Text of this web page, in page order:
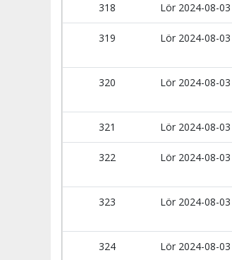
318 Lör 2024-08-03
319 Lör 2024-08-03
320 Lör 2024-08-03
321 Lör 2024-08-03
322 Lör 2024-08-03
323 Lör 2024-08-03
324 Lör 2024-08-03